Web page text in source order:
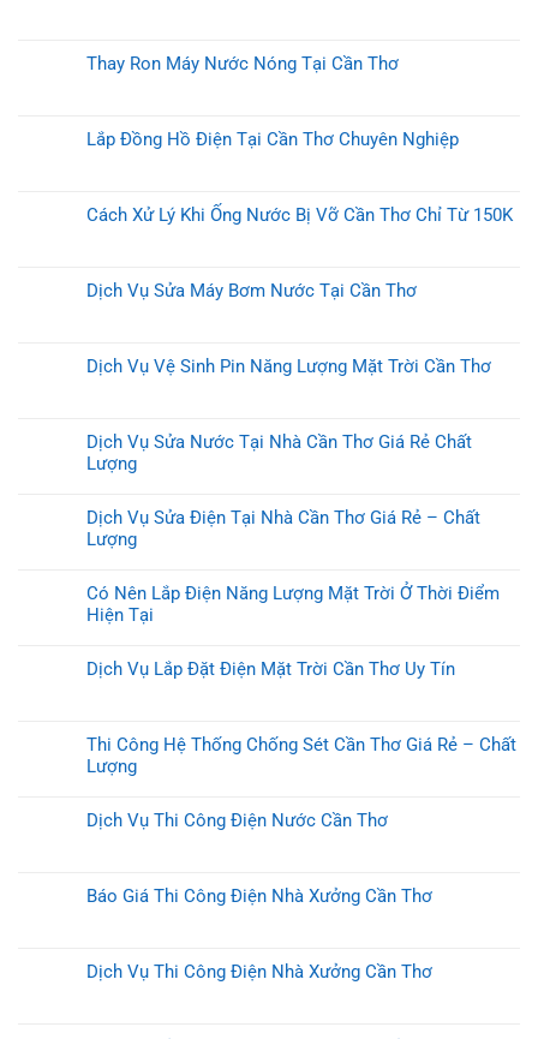
Thay Ron Máy Nước Nóng Tại Cần Thơ
Lắp Đồng Hồ Điện Tại Cần Thơ Chuyên Nghiệp
Cách Xử Lý Khi Ống Nước Bị Vỡ Cần Thơ Chỉ Từ 150K
Dịch Vụ Sửa Máy Bơm Nước Tại Cần Thơ
Dịch Vụ Vệ Sinh Pin Năng Lượng Mặt Trời Cần Thơ
Dịch Vụ Sửa Nước Tại Nhà Cần Thơ Giá Rẻ Chất
Lượng
Dịch Vụ Sửa Điện Tại Nhà Cần Thơ Giá Rẻ – Chất
Lượng
Có Nên Lắp Điện Năng Lượng Mặt Trời Ở Thời Điểm
Hiện Tại
Dịch Vụ Lắp Đặt Điện Mặt Trời Cần Thơ Uy Tín
Thi Công Hệ Thống Chống Sét Cần Thơ Giá Rẻ – Chất
Lượng
Dịch Vụ Thi Công Điện Nước Cần Thơ
Báo Giá Thi Công Điện Nhà Xưởng Cần Thơ
Dịch Vụ Thi Công Điện Nhà Xưởng Cần Thơ